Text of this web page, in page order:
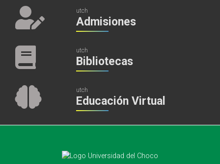
utch
Admisiones
utch
Bibliotecas
utch
Educación Virtual